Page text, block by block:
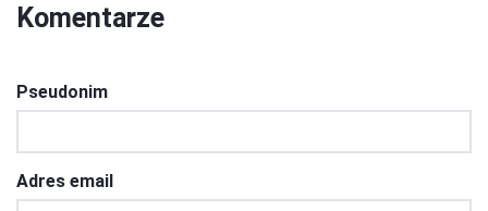
Komentarze
Pseudonim
Adres email